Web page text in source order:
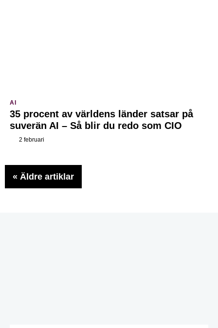
AI
35 procent av världens länder satsar på
suverän AI – Så blir du redo som CIO
2 februari
« Äldre artiklar